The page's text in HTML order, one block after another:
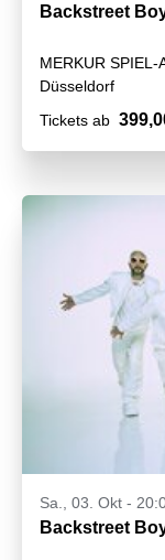
Backstreet
MERKUR SPIEL-
Düsseldorf
Tickets ab
Sa., 03. Okt -
Backstreet